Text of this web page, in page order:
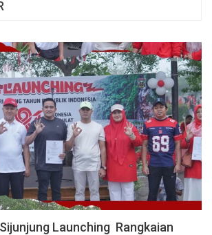
Launching Rangkaian